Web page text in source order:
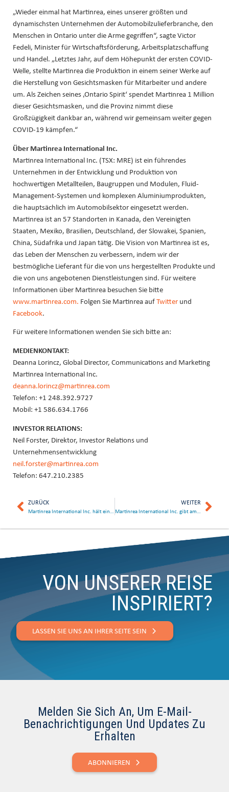
„Wieder einmal hat Martinrea, eines unserer größten und
dynamischsten Unternehmen der Automobilzulieferbranche, den
Menschen in Ontario unter die Arme gegriffen“, sagte Victor
Fedeli, Minister für Wirtschaftsförderung, Arbeitsplatzschaffung
und Handel. „Letztes Jahr, auf dem Höhepunkt der ersten COVID-
Welle, stellte Martinrea die Produktion in einem seiner Werke auf
die Herstellung von Gesichtsmasken für Mitarbeiter und andere
um. Als Zeichen seines ‚Ontario Spirit‘ spendet Martinrea 1 Million
dieser Gesichtsmasken, und die Provinz nimmt diese
Großzügigkeit dankbar an, während wir gemeinsam weiter gegen
COVID-19 kämpfen.“
Über Martinrea International Inc.
Martinrea International Inc. (TSX: MRE) ist ein führendes
Unternehmen in der Entwicklung und Produktion von
hochwertigen Metallteilen, Baugruppen und Modulen, Fluid-
Management-Systemen und komplexen Aluminiumprodukten,
die hauptsächlich im Automobilsektor eingesetzt werden.
Martinrea ist an 57 Standorten in Kanada, den Vereinigten
Staaten, Mexiko, Brasilien, Deutschland, der Slowakei, Spanien,
China, Südafrika und Japan tätig. Die Vision von Martinrea ist es,
das Leben der Menschen zu verbessern, indem wir der
bestmögliche Lieferant für die von uns hergestellten Produkte und
die von uns angebotenen Dienstleistungen sind. Für weitere
Informationen über Martinrea besuchen Sie bitte
www.martinrea.com. Folgen Sie Martinrea aufTwitterund
Facebook.
Für weitere Informationen wenden Sie sich bitte an:
MEDIENKONTAKT:
Deanna Lorincz, Global Director, Communications and Marketing
Martinrea International Inc.
deanna.lorincz@martinrea.com
Telefon: +1 248.392.9727
Mobil: +1 586.634.1766
INVESTOR RELATIONS:
Neil Forster, Direktor, Investor Relations und
Unternehmensentwicklung
neil.forster@martinrea.com
Telefon: 647.210.2385
ZURÜCK
Martinrea International Inc. hält einen Vortrag auf der 20. jährlichen CIBC Eastern Institutional Investor Conference
WEITER
Martinrea International Inc. gibt am 4. November 2021 die Ergebnisse des dritten Quartals bekannt
VON UNSERER REISE
INSPIRIERT?
LASSEN SIE UNS AN IHRER SEITE SEIN
Melden Sie Sich An, Um E-Mail-
Benachrichtigungen Und Updates Zu
Erhalten
ABONNIEREN